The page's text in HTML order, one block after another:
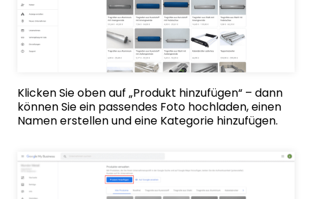
Klicken Sie oben auf „Produkt hinzufügen“ – dann
können Sie ein passendes Foto hochladen, einen
Namen erstellen und eine Kategorie hinzufügen.